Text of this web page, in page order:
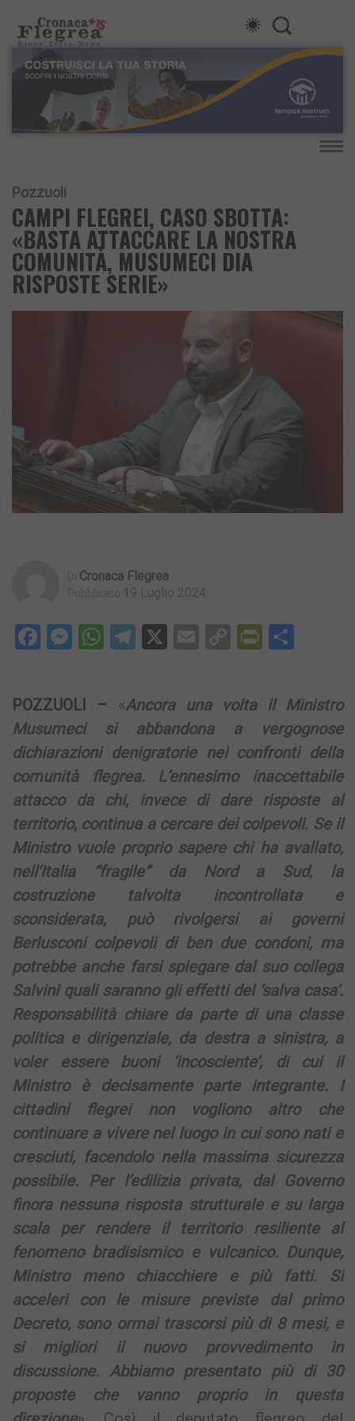
Pozzuoli
CAMPI FLEGREI, CASO SBOTTA:
«BASTA ATTACCARE LA NOSTRA
COMUNITÀ, MUSUMECI DIA
RISPOSTE SERIE»
Cronaca Flegrea
19 Luglio 2024
Facebook
Messenger
WhatsApp
Telegram
X EmailCopy
POZZUOLI – «Ancora una volta il Ministro
Musumeci si abbandona a vergognose
dichiarazioni denigratorie nei confronti della
comunità flegrea. L’ennesimo inaccettabile
attacco da chi, invece di dare risposte al
territorio, continua a cercare dei colpevoli. Se il
Ministro vuole proprio sapere chi ha avallato,
nell’Italia “fragile” da Nord a Sud, la
costruzione talvolta incontrollata e
sconsiderata, può rivolgersi ai governi
Berlusconi colpevoli di ben due condoni, ma
potrebbe anche farsi spiegare dal suo collega
Salvini quali saranno gli effetti del ‘salva casa’.
Responsabilità chiare da parte di una classe
politica e dirigenziale, da destra a sinistra, a
voler essere buoni ‘incosciente’, di cui il
Ministro è decisamente parte integrante. I
cittadini flegrei non vogliono altro che
continuare a vivere nel luogo in cui sono nati e
cresciuti, facendolo nella massima sicurezza
possibile. Per l’edilizia privata, dal Governo
finora nessuna risposta strutturale e su larga
scala per rendere il territorio resiliente al
fenomeno bradisismico e vulcanico. Dunque,
Ministro meno chiacchiere e più fatti. Si
acceleri con le misure previste dal primo
Decreto, sono ormai trascorsi più di 8 mesi, e
si migliori il nuovo provvedimento in
discussione. Abbiamo presentato più di 30
proposte che vanno proprio in questa